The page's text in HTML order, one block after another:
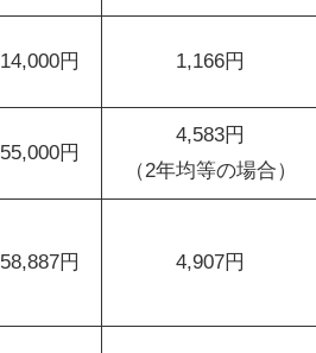
14,000円 1,166円
55,000円
4,583円
（2年均等の場合）
58,887円 4,907円